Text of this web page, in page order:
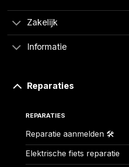
Zakelijk
Informatie
Reparaties
REPARATIES
Reparatie aanmelden 🛠️
Elektrische fiets reparatie